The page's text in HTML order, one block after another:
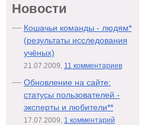
Новости
Кошачьи команды - людям*
(результаты исследования
учёных)
21.07.2009, 11 комментариев
Обновление на сайте:
статусы пользователей -
эксперты и любители**
17.07.2009, 1 комментарий